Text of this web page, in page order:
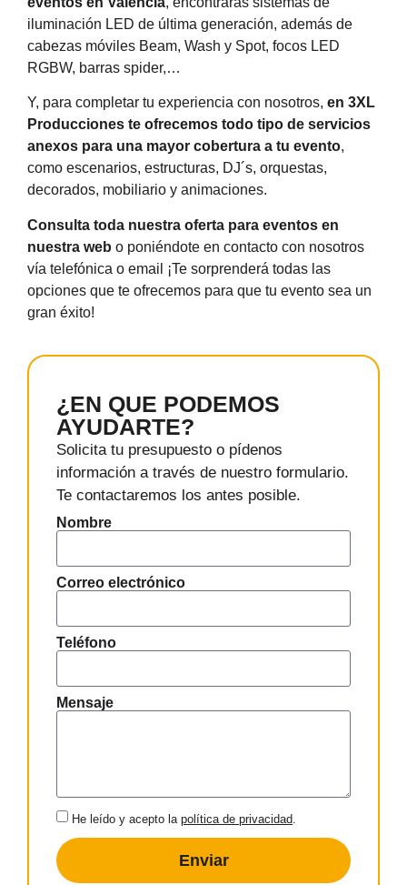
iluminación LED de última generación, además de
cabezas móviles Beam, Wash y Spot, focos LED
RGBW, barras spider,…
Y, para completar tu experiencia con nosotros, en 3XL
Producciones te ofrecemos todo tipo de servicios
anexos para una mayor cobertura a tu evento,
como escenarios, estructuras, DJ´s, orquestas,
decorados, mobiliario y animaciones.
Consulta toda nuestra oferta para eventos en
nuestra web o poniéndote en contacto con nosotros
vía telefónica o email ¡Te sorprenderá todas las
opciones que te ofrecemos para que tu evento sea un
gran éxito!
¿EN QUE PODEMOS
AYUDARTE?
Solicita tu presupuesto o pídenos
información a través de nuestro formulario.
Te contactaremos los antes posible.
Nombre
Correo electrónico
Teléfono
Mensaje
He leído y acepto la política de privacidad
Enviar